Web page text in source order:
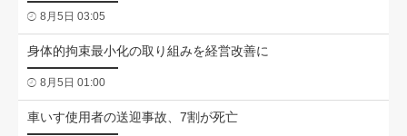
8月5日 03:05
身体的拘束最小化の取り組みを経営改善に
8月5日 01:00
車いす使用者の送迎事故、7割が死亡